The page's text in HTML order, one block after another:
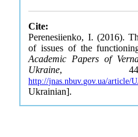
Cite:
Perenesiienko, I. (2016).
of issues of the
Academic Papers of
Ukraine, 44,
http://jnas.nbuv.gov.ua/article/
Ukrainian].